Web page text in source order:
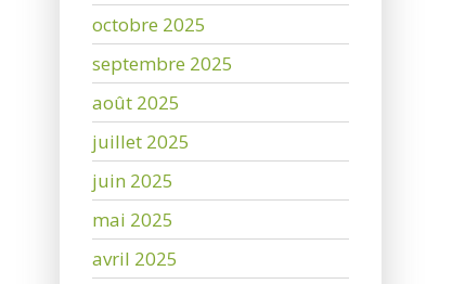
octobre 2025
septembre 2025
août 2025
juillet 2025
juin 2025
mai 2025
avril 2025